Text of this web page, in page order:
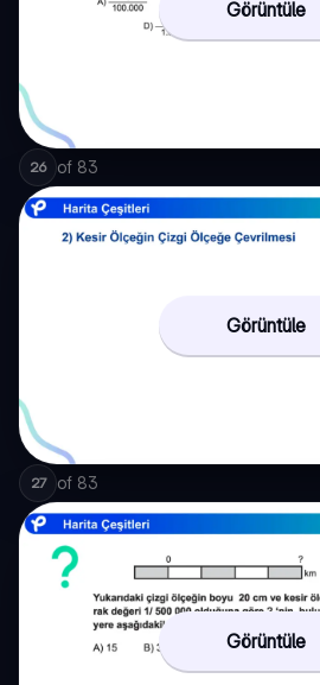
Görüntüle
26 of 83
Görüntüle
27 of 83
Görüntüle